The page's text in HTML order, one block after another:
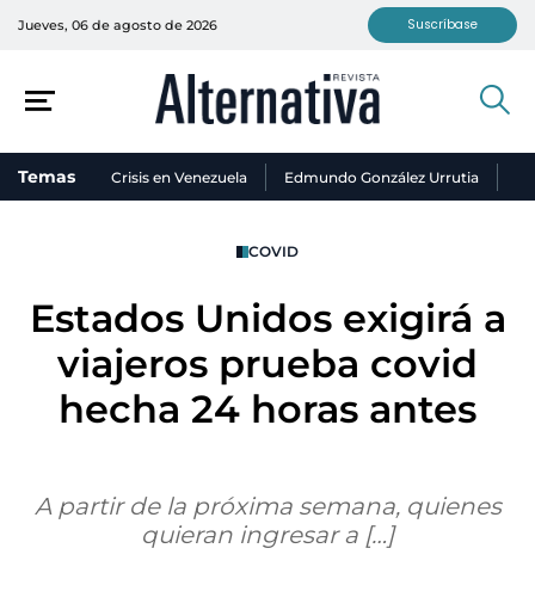
Jueves, 06 de agosto de 2026 Suscríbase
Temas Crisis en Venezuela Edmundo González Urrutia
COVID
Estados Unidos exigirá a
viajeros prueba covid
hecha 24 horas antes
A partir de la próxima semana, quienes
quieran ingresar a […]